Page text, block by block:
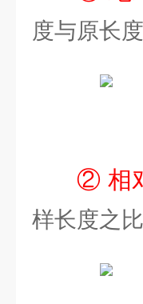
度与原长
② 相
样长度之